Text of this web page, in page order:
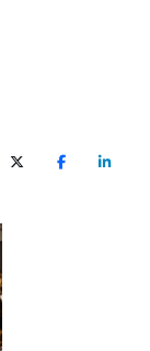
X (Twitter)Facebook
O